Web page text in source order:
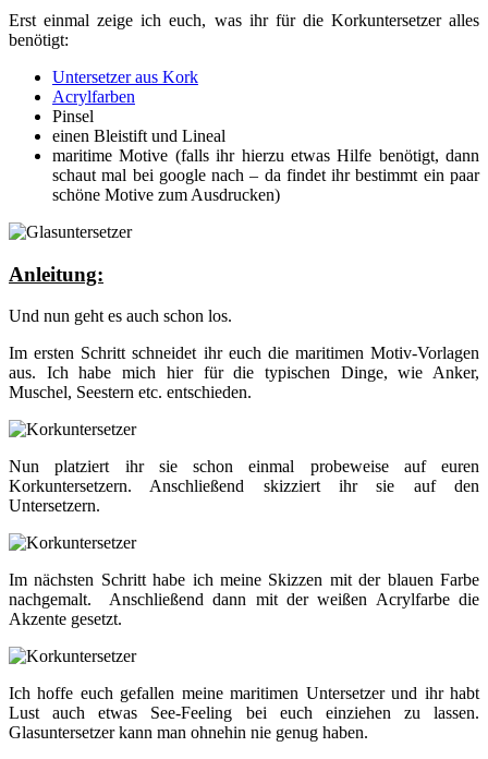
Erst einmal zeige ich euch, was ihr für die Korkuntersetzer alles
benötigt:
Untersetzer aus Kork
Acrylfarben
Pinsel
einen Bleistift und Lineal
maritime Motive (falls ihr hierzu etwas Hilfe benötigt, dann
schaut mal bei google nach – da findet ihr bestimmt ein paar
schöne Motive zum Ausdrucken)
Anleitung:
Und nun geht es auch schon los.
Im ersten Schritt schneidet ihr euch die maritimen Motiv-Vorlagen
aus. Ich habe mich hier für die typischen Dinge, wie Anker,
Muschel, Seestern etc. entschieden.
Nun platziert ihr sie schon einmal probeweise auf euren
Korkuntersetzern. Anschließend skizziert ihr sie auf den
Untersetzern.
Im nächsten Schritt habe ich meine Skizzen mit der blauen Farbe
nachgemalt. Anschließend dann mit der weißen Acrylfarbe die
Akzente gesetzt.
Ich hoffe euch gefallen meine maritimen Untersetzer und ihr habt
Lust auch etwas See-Feeling bei euch einziehen zu lassen.
Glasuntersetzer kann man ohnehin nie genug haben.